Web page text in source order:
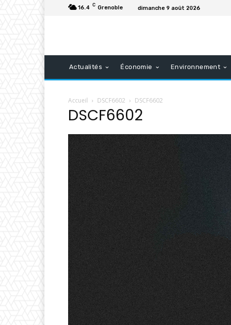
16.4 C Grenoble dimanche 9 août 2026
Actualités Économie Environnement
Accueil DSCF6602 DSCF6602
DSCF6602